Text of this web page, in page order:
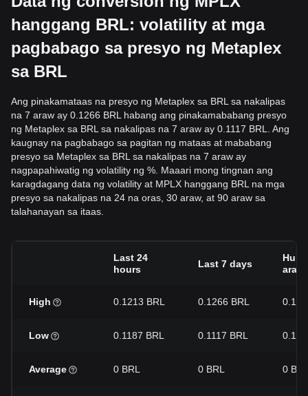
hanggang BRL: volatility at mga
pagbabago sa presyo ng Metaplex
sa BRL
Ang pinakamataas na presyo ng Metaplex sa BRL sa nakalipas
na 7 araw ay 0.1266 BRL habang ang pinakamababang presyo
ng Metaplex sa BRL sa nakalipas na 7 araw ay 0.1117 BRL. Ang
kaugnay na pagbabago sa pagitan ng mataas at mababang
presyo sa Metaplex sa BRL sa nakalipas na 7 araw ay
nagpapahiwatig ng volatility ng %. Maaari mong tingnan ang
karagdagang data ng volatility at MPLX hanggang BRL na mga
presyo sa nakalipas na 24 na oras, 30 araw, at 90 araw sa
talahanayan sa itaas.
Last 24
hours
Last 7 days
araw
High 0.1213 BRL 0.1266 BRL
Low 0.1187 BRL 0.1117 BRL
Average 0 BRL 0 BRL 0